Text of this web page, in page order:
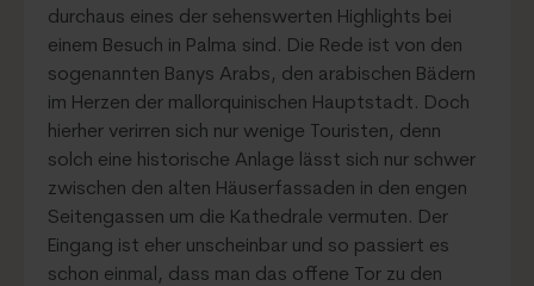
durchaus eines der sehenswerten Highlights bei
einem Besuch in Palma sind. Die Rede ist von den
sogenannten Banys Arabs, den arabischen Bädern
im Herzen der mallorquinischen Hauptstadt. Doch
hierher verirren sich nur wenige Touristen, denn
solch eine historische Anlage lässt sich nur schwer
zwischen den alten Häuserfassaden in den engen
Seitengassen um die Kathedrale vermuten. Der
Eingang ist eher unscheinbar und so passiert es
schon einmal, dass man das offene Tor zu den